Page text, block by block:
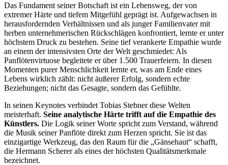
Das Fundament seiner Botschaft ist ein Lebensweg, der von
extremer Härte und tiefem Mitgefühl geprägt ist. Aufgewachsen in
herausfordernden Verhältnissen und als junger Familienvater mit
herben unternehmerischen Rückschlägen konfrontiert, lernte er unter
höchstem Druck zu bestehen. Seine tief verankerte Empathie wurde
an einem der intensivsten Orte der Welt geschmiedet: Als
Panflötenvirtuose begleitete er über 1.500 Trauerfeiern. In diesen
Momenten purer Menschlichkeit lernte er, was am Ende eines
Lebens wirklich zählt: nicht äußerer Erfolg, sondern echte
Beziehungen; nicht das Gesagte, sondern das Gefühlte.
In seinen Keynotes verbindet Tobias Stebner diese Welten
meisterhaft. Seine analytische Härte trifft auf die Empathie des
Künstlers. Die Logik seiner Worte spricht zum Verstand, während
die Musik seiner Panflöte direkt zum Herzen spricht. Sie ist das
einzigartige Werkzeug, das den Raum für die „Gänsehaut“ schafft,
die Hermann Scherer als eines der höchsten Qualitätsmerkmale
bezeichnet.